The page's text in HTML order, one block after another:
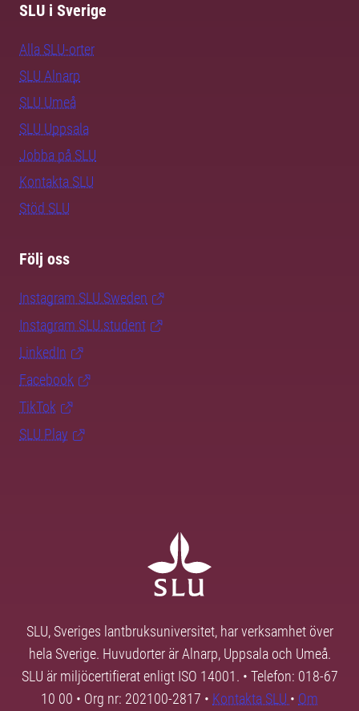
SLU i Sverige
Alla SLU-orter
SLU Alnarp
SLU Umeå
SLU Uppsala
Jobba på SLU
Kontakta SLU
Stöd SLU
Följ oss
Instagram SLU.Sweden
Instagram SLU.student
LinkedIn
Facebook
TikTok
SLU Play
SLU, Sveriges lantbruksuniversitet, har verksamhet över
hela Sverige. Huvudorter är Alnarp, Uppsala och Umeå.
SLU är miljöcertifierat enligt ISO 14001. • Telefon: 018-67
10 00 • Org nr: 202100-2817 • Kontakta SLU • Om